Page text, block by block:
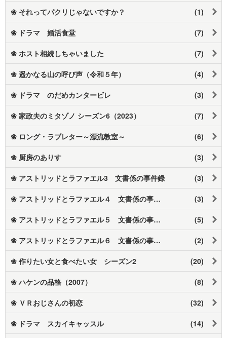
❀ それってパクリじゃないですか？ (1)
❀ ドラマ 婚活食堂 (7)
❀ ホスト相続しちゃいました (7)
❀ 遥かなる山の呼び声（令和５年） (4)
❀ ドラマ のだめカンタービレ (3)
❀ 家政夫のミタゾノ シーズン6（2023） (7)
❀ ロング・ラブレター～漂流教室～ (6)
❀ 厨房のありす (3)
❀ アストリッドとラファエル3 文書係の事件録 (3)
❀ アストリッドとラファエル４ 文書係の事件録 (3)
❀ アストリッドとラファエル５ 文書係の事件録 (5)
❀ アストリッドとラファエル６ 文書係の事件録 (2)
❀ 作りたい女と食べたい女 シーズン2 (20)
❀ ハケンの品格（2007） (8)
❀ ＶＲおじさんの初恋 (32)
❀ ドラマ スカイキャッスル (14)